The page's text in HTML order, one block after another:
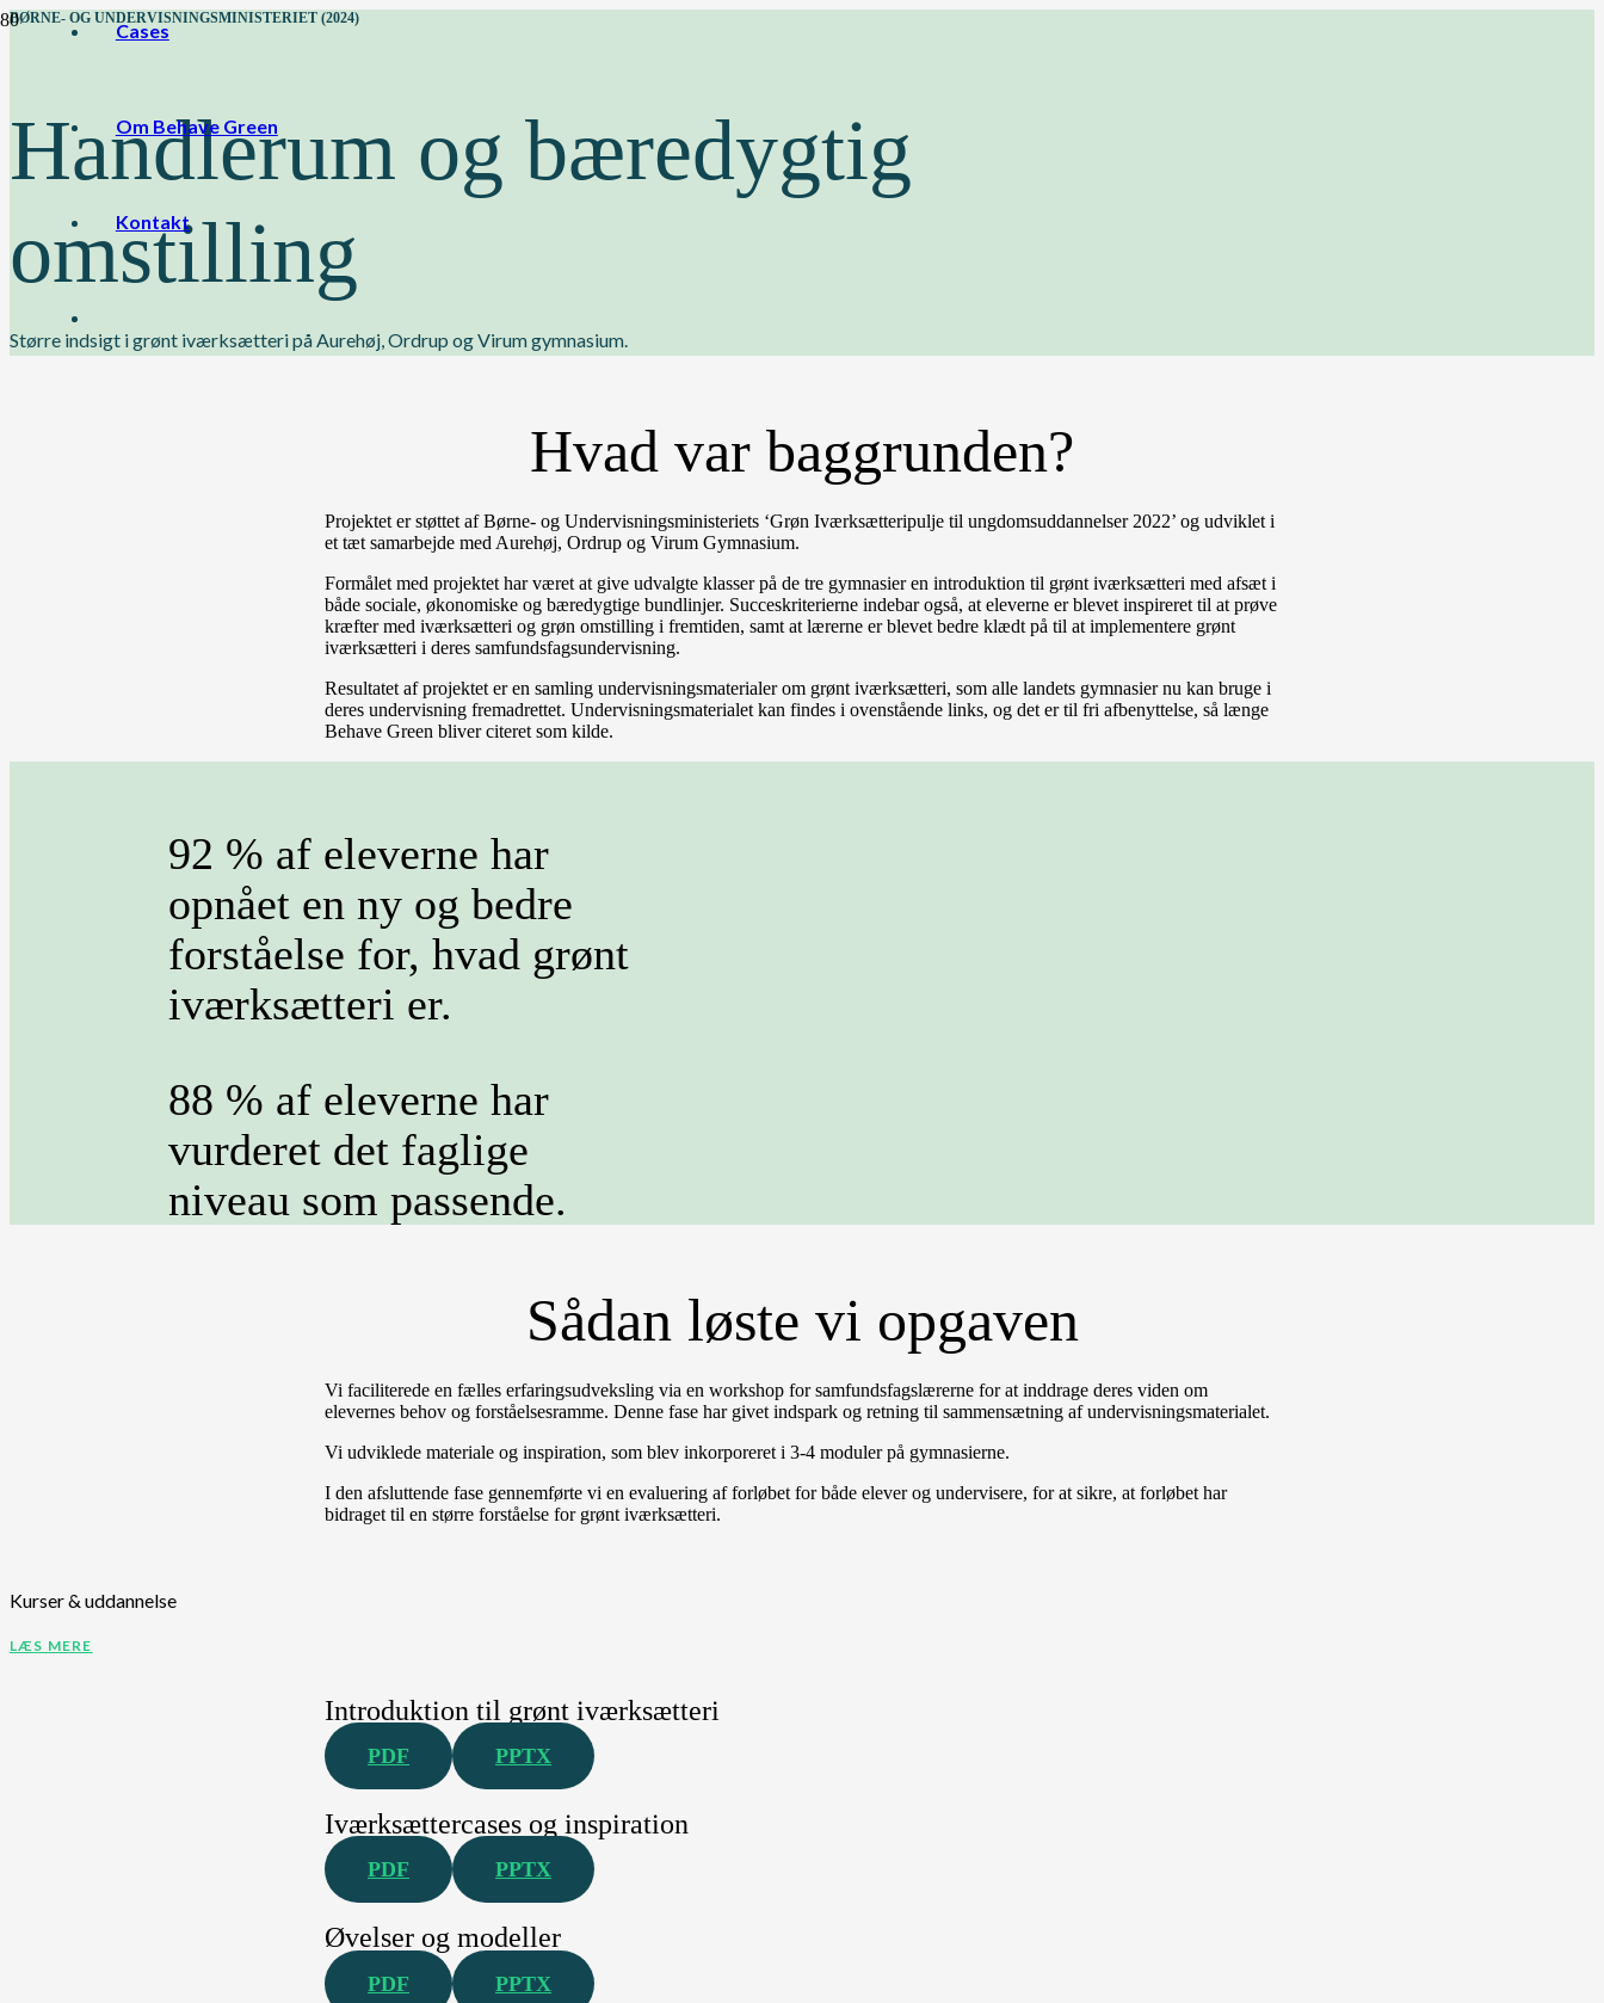
Cases
Om Behave Green
Kontakt
BØRNE- OG UNDERVISNINGSMINISTERIET (2024)
Handlerum og bæredygtig
omstilling
Større indsigt i grønt iværksætteri på Aurehøj, Ordrup og Virum gymnasium.
Hvad var baggrunden?
Projektet er støttet af Børne- og Undervisningsministeriets ‘Grøn Iværksætteripulje til ungdomsuddannelser 2022’ og udviklet i
et tæt samarbejde med Aurehøj, Ordrup og Virum Gymnasium.
Formålet med projektet har været at give udvalgte klasser på de tre gymnasier en introduktion til grønt iværksætteri med afsæt i
både sociale, økonomiske og bæredygtige bundlinjer. Succeskriterierne indebar også, at eleverne er blevet inspireret til at prøve
kræfter med iværksætteri og grøn omstilling i fremtiden, samt at lærerne er blevet bedre klædt på til at implementere grønt
iværksætteri i deres samfundsfagsundervisning.
Resultatet af projektet er en samling undervisningsmaterialer om grønt iværksætteri, som alle landets gymnasier nu kan bruge i
deres undervisning fremadrettet. Undervisningsmaterialet kan findes i ovenstående links, og det er til fri afbenyttelse, så længe
Behave Green bliver citeret som kilde.
92 % af eleverne har
opnået en ny og bedre
forståelse for, hvad grønt
iværksætteri er.
88 % af eleverne har
vurderet det faglige
niveau som passende.
Sådan løste vi opgaven
Vi faciliterede en fælles erfaringsudveksling via en workshop for samfundsfagslærerne for at inddrage deres viden om
elevernes behov og forståelsesramme. Denne fase har givet indspark og retning til sammensætning af undervisningsmaterialet.
Vi udviklede materiale og inspiration, som blev inkorporeret i 3-4 moduler på gymnasierne.
I den afsluttende fase gennemførte vi en evaluering af forløbet for både elever og undervisere, for at sikre, at forløbet har
bidraget til en større forståelse for grønt iværksætteri.
Kurser & uddannelse
LÆS MERE
Introduktion til grønt iværksætteri
PDF PPTX
Iværksættercases og inspiration
PDF PPTX
Øvelser og modeller
PDF PPTX